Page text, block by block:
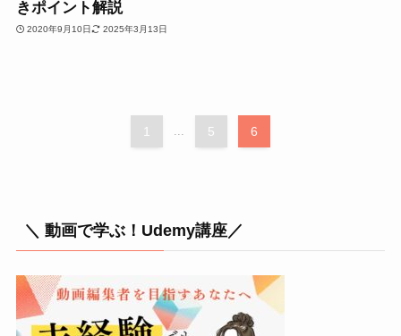
きポイント解説
2020年9月10日 2025年3月13日
1 5 6
＼ 動画で学ぶ！Udemy講座／